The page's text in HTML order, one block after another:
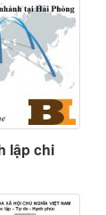
lập chi